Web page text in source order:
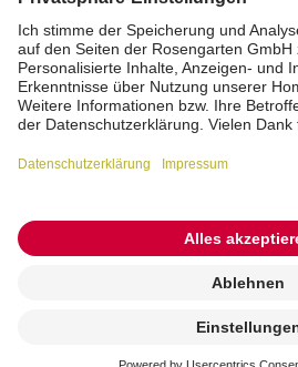
Impressum Datenschutz
Interne Meldestelle
Barrierefreiheitserklärung
© 2026 ROSENGARTEN-Tierbestattung